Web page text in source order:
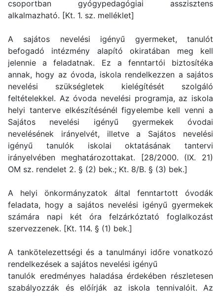
csoportban gyógypedagógiai asszisztens
alkalmazható. [Kt. 1. sz. melléklet]
A sajátos nevelési igényű gyermeket, tanulót
befogadó intézmény alapító okiratában meg kell
jelennie a feladatnak. Ez a fenntartói biztosítéka
annak, hogy az óvoda, iskola rendelkezzen a sajátos
nevelési szükségletek kielégítését szolgáló
feltételekkel. Az óvoda nevelési programja, az iskola
helyi tanterve elkészítésénél figyelembe kell venni a
Sajátos nevelési igényű gyermekek óvodai
nevelésének irányelvét, illetve a Sajátos nevelési
igényű tanulók iskolai oktatásának tantervi
irányelvében meghatározottakat. [28/2000. (IX. 21)
OM sz. rendelet 2. § (2) bek.; Kt. 8/B. § (3) bek.]
A helyi önkormányzatok által fenntartott óvodák
feladata, hogy a sajátos nevelési igényű gyermekek
számára napi két óra felzárkóztató foglalkozást
szervezzenek. [Kt. 114. § (1) bek.]
A tankötelezettségi és a tanulmányi időre vonatkozó
rendelkezések a sajátos nevelési igényű
tanulók eredményes haladása érdekében részletesen
szabályozzák és előírják az iskola tennivalóit. Az